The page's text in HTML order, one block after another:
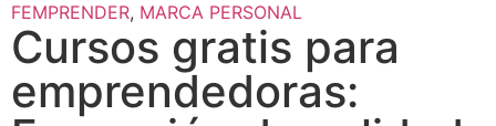
FEMPRENDER, MARCA PERSONAL
Cursos gratis para
emprendedoras: